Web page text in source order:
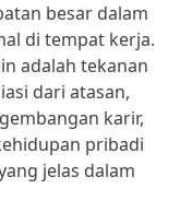
besar dalam
di tempat kerja.
adalah tekanan
dari atasan,
karir,
pribadi
jelas dalam